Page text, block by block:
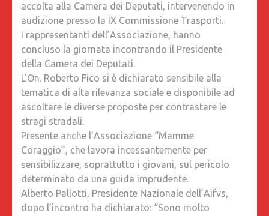
accolta alla Camera dei Deputati, intervenendo in
audizione presso la IX Commissione Trasporti.
I rappresentanti dell’Associazione, hanno
concluso la giornata incontrando il Presidente
della Camera dei Deputati.
L’On. Roberto Fico si è dichiarato sensibile alla
tematica di alta rilevanza sociale e disponibile ad
ascoltare le diverse proposte per contrastare le
stragi stradali.
Presente anche l’Associazione “Mamme
Coraggio”, che lavora incessantemente per
sensibilizzare, soprattutto i giovani, sul pericolo
determinato da una guida imprudente.
Alberto Pallotti, Presidente Nazionale dell’Aifvs,
dopo l’incontro ha dichiarato: “Sono molto